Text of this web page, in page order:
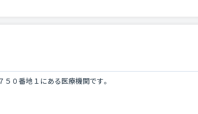
５０番地１にある医療機関です。